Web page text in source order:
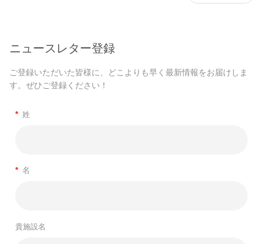
ニュースレター登録
ご登録いただいた皆様に、どこよりも早く最新情報をお届けしま
す。ぜひご登録ください！
* 姓
* 名
貴施設名